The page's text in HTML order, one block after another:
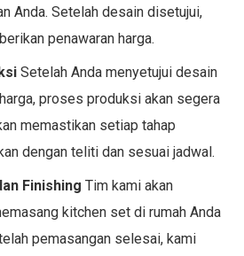
Anda. Setelah desain disetujui,
penawaran harga.
Setelah Anda menyetujui desain
proses produksi akan segera
memastikan setiap tahap
dengan teliti dan sesuai jadwal.
Finishing Tim kami akan
kitchen set di rumah Anda
pemasangan selesai, kami